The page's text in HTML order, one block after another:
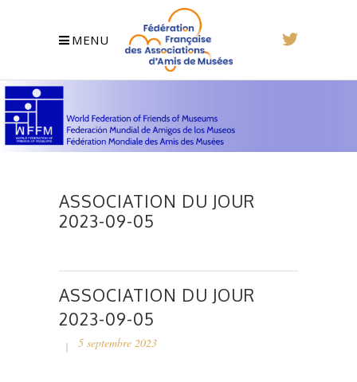
MENU
ASSOCIATION DU JOUR
2023-09-05
ASSOCIATION DU JOUR
2023-09-05
5 septembre 2023